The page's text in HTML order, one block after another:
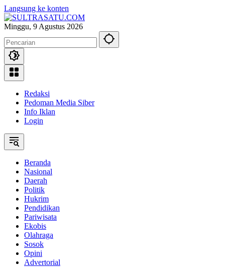
Langsung ke konten
Minggu, 9 Agustus 2026
Redaksi
Pedoman Media Siber
Info Iklan
Login
Beranda
Nasional
Daerah
Politik
Hukrim
Pendidikan
Pariwisata
Ekobis
Olahraga
Sosok
Opini
Advertorial